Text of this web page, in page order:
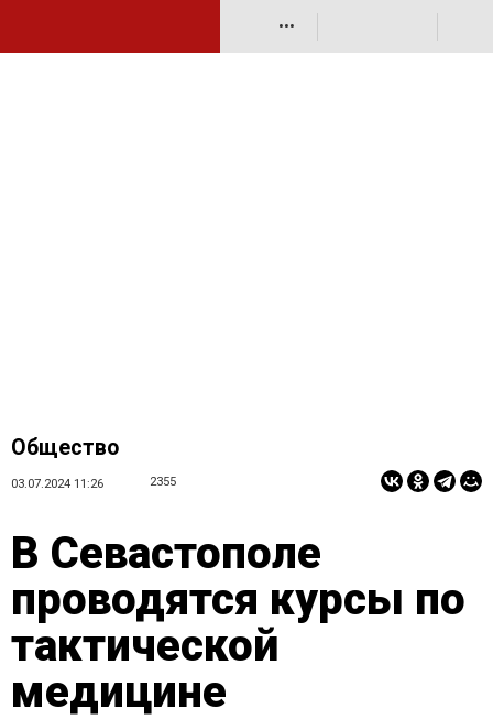
•••
Общество
03.07.2024 11:26 2355
В Севастополе
проводятся курсы по
тактической
медицине